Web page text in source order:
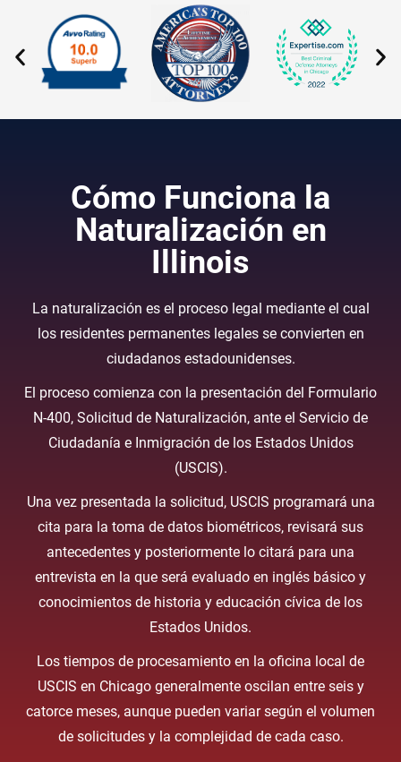
Cómo Funciona la
Naturalización en
Illinois
La naturalización es el proceso legal mediante el cual
los residentes permanentes legales se convierten en
ciudadanos estadounidenses.
El proceso comienza con la presentación del Formulario
N-400, Solicitud de Naturalización, ante el Servicio de
Ciudadanía e Inmigración de los Estados Unidos
(USCIS).
Una vez presentada la solicitud, USCIS programará una
cita para la toma de datos biométricos, revisará sus
antecedentes y posteriormente lo citará para una
entrevista en la que será evaluado en inglés básico y
conocimientos de historia y educación cívica de los
Estados Unidos.
Los tiempos de procesamiento en la oficina local de
USCIS en Chicago generalmente oscilan entre seis y
catorce meses, aunque pueden variar según el volumen
de solicitudes y la complejidad de cada caso.